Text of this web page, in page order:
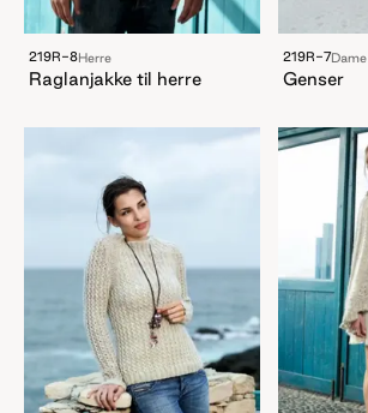
219R-8Herre
Raglanjakke til herre
219R-7Dame
Genser